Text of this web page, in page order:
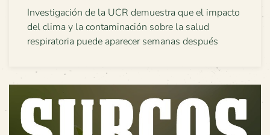
Investigación de la UCR demuestra que el impacto
del clima y la contaminación sobre la salud
respiratoria puede aparecer semanas después